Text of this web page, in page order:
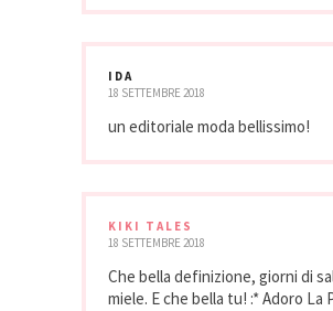
IDA
18 SETTEMBRE 2018
un editoriale moda bellissimo!
KIKI TALES
18 SETTEMBRE 2018
Che bella definizione, giorni di
miele. E che bella tu! :* Adoro La